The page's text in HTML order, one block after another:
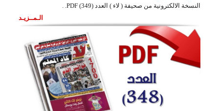
النسخة الالكترونية من صحيفة ( لاء ) العدد (349) PDF. .
الـمــزيـد